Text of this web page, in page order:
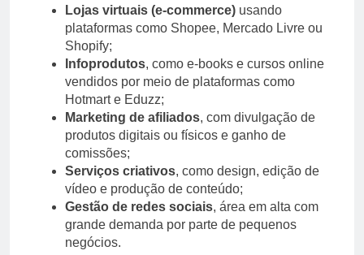
Lojas virtuais (e-commerce) usando
plataformas como Shopee, Mercado Livre ou
Shopify;
Infoprodutos, como e-books e cursos online
vendidos por meio de plataformas como
Hotmart e Eduzz;
Marketing de afiliados, com divulgação de
produtos digitais ou físicos e ganho de
comissões;
Serviços criativos, como design, edição de
vídeo e produção de conteúdo;
Gestão de redes sociais, área em alta com
grande demanda por parte de pequenos
negócios.